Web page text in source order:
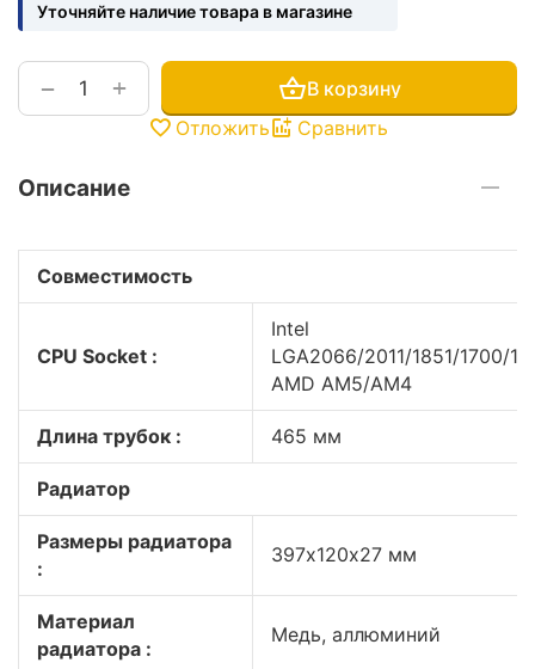
Уточняйте наличие товара в магазине
+
−
В корзину
Отложить
Сравнить
Описание
Совместимость
CPU Socket :
Intel
LGA2066/2011/1851/1700/
AMD AM5/AM4
Длина трубок : 465 мм
Радиатор
Размеры радиатора
:
397х120х27 мм
Материал
радиатора :
Медь, аллюминий